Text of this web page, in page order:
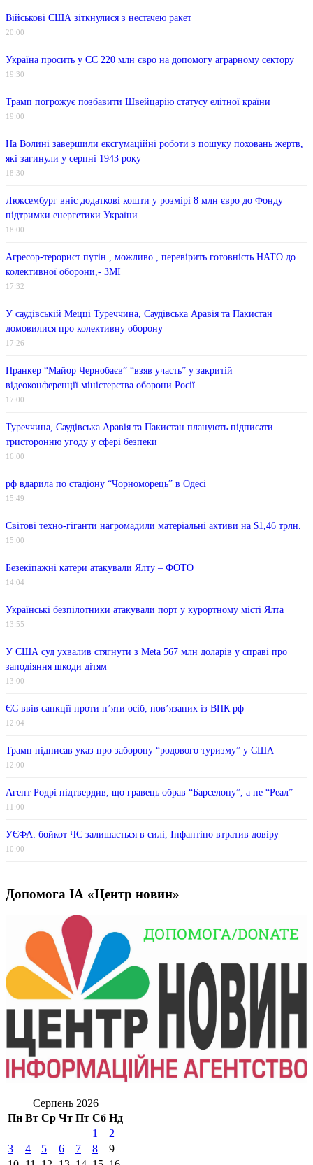
Військові США зіткнулися з нестачею ракет
20:00
Україна просить у ЄС 220 млн євро на допомогу аграрному сектору
19:30
Трамп погрожує позбавити Швейцарію статусу елітної країни
19:00
На Волині завершили ексгумаційні роботи з пошуку поховань жертв,
які загинули у серпні 1943 року
18:30
Люксембург вніс додаткові кошти у розмірі 8 млн євро до Фонду
підтримки енергетики України
18:00
Агресор-терорист путін , можливо , перевірить готовність НАТО до
колективної оборони,- ЗМІ
17:32
У саудівській Мецці Туреччина, Саудівська Аравія та Пакистан
домовилися про колективну оборону
17:26
Пранкер “Майор Чернобаєв” “взяв участь” у закритій
відеоконференції міністерства оборони Росії
17:00
Туреччина, Саудівська Аравія та Пакистан планують підписати
тристоронню угоду у сфері безпеки
16:00
рф вдарила по стадіону “Чорноморець” в Одесі
15:49
Світові техно-гіганти нагромадили матеріальні активи на $1,46 трлн.
15:00
Безекіпажні катери атакували Ялту – ФОТО
14:04
Українські безпілотники атакували порт у курортному місті Ялта
13:55
У США суд ухвалив стягнути з Meta 567 млн ​​доларів у справі про
заподіяння шкоди дітям
13:00
ЄС ввів санкції проти п’яти осіб, пов’язаних із ВПК рф
12:04
Трамп підписав указ про заборону “родового туризму” у США
12:00
Агент Родрі підтвердив, що гравець обрав “Барселону”, а не “Реал”
11:00
УЄФА: бойкот ЧС залишається в силі, Інфантіно втратив довіру
10:00
Допомога ІА «Центр новин»
Серпень 2026
Пн Вт Ср Чт Пт Сб Нд
1
2
3
4 5 6 7 8
9